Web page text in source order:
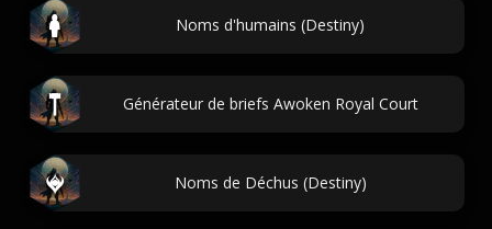
Noms d'humains (Destiny)
Générateur de briefs Awoken Royal Court
Noms de Déchus (Destiny)